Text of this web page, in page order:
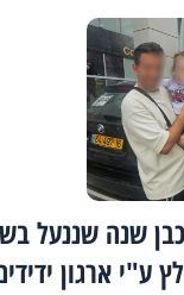
שנה שננעל
ע"י ארגון